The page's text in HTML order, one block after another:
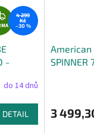
Z
D
A
R
A
4 299
Kč
–30 %
-
do 14 dnů
DETAIL
American
SPINNER
3